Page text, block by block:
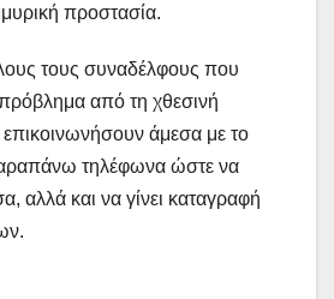
προστασία.
τους συναδέλφους που
από τη χθεσινή
άμεσα με το
τηλέφωνα ώστε να
αλλά και να γίνει καταγραφή